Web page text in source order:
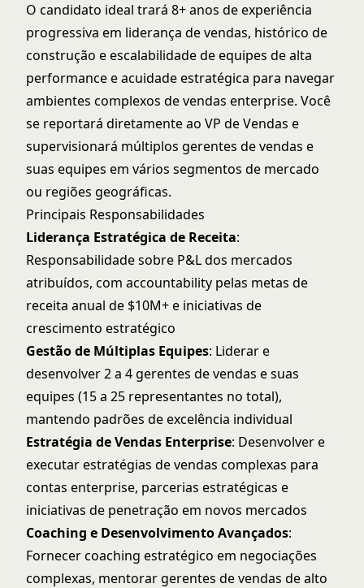
O candidato ideal trará 8+ anos de experiência
progressiva em liderança de vendas, histórico de
construção e escalabilidade de equipes de alta
performance e acuidade estratégica para navegar
ambientes complexos de vendas enterprise. Você
se reportará diretamente ao VP de Vendas e
supervisionará múltiplos gerentes de vendas e
suas equipes em vários segmentos de mercado
ou regiões geográficas.
Principais Responsabilidades
Liderança Estratégica de Receita:
Responsabilidade sobre P&L dos mercados
atribuídos, com accountability pelas metas de
receita anual de $10M+ e iniciativas de
crescimento estratégico
Gestão de Múltiplas Equipes: Liderar e
desenvolver 2 a 4 gerentes de vendas e suas
equipes (15 a 25 representantes no total),
mantendo padrões de excelência individual
Estratégia de Vendas Enterprise: Desenvolver e
executar estratégias de vendas complexas para
contas enterprise, parcerias estratégicas e
iniciativas de penetração em novos mercados
Coaching e Desenvolvimento Avançados:
Fornecer coaching estratégico em negociações
complexas, mentorar gerentes de vendas de alto